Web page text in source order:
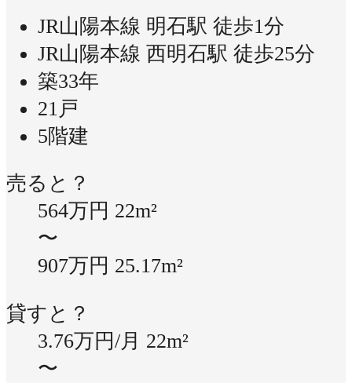
JR山陽本線 明石駅 徒歩1分
JR山陽本線 西明石駅 徒歩25分
築33年
21戸
5階建
売ると？
564万円 22m²
〜
907万円 25.17m²
貸すと？
3.76万円/月 22m²
〜